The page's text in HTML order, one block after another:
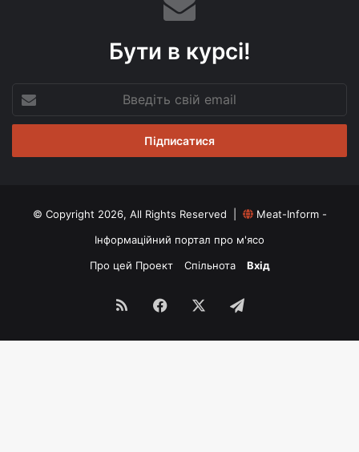
Бути в курсі!
свій
email
© Copyright 2026, All Rights Reserved |
Meat-Inform -
Інформаційний портал про м'ясо
Про цей Проект
Спільнота Вхід
RSS Facebook